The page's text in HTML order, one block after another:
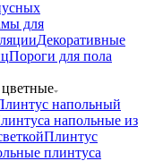
для
Декоративные
Пороги для пола
напольный
напольные из
Плинтус
плинтуса